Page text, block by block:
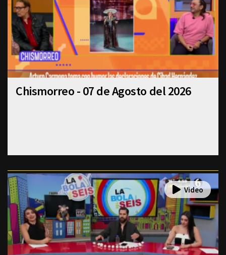
Chismorreo - 07 de Agosto del 2026